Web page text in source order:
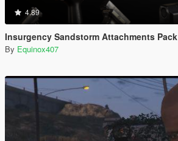
4.89
Insurgency Sandstorm Attachments Pack
By Equinox407